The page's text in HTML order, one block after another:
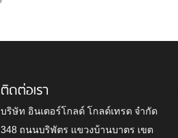
ติดต่อเรา
บริษัท อินเตอร์โกลด์ โกลด์เทรด จำกัด
348 ถนนบริพัตร แขวงบ้านบาตร เขต